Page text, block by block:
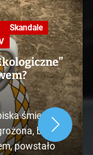
Skandale
śmieci
bo tuż
powstało